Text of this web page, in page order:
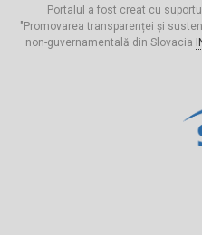
Portalul a fost creat cu
"Promovarea transparenței și
non-guvernamentală din Slovacia